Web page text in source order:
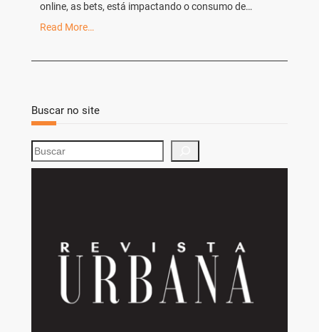
online, as bets, está impactando o consumo de…
Read More…
Buscar no site
S
e